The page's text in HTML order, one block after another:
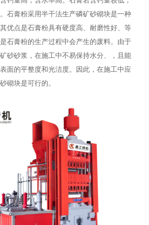
石膏粉采用半干法生产磷矿砂砌块是一种
优点是石膏粉具有硬度高、耐磨性好、等
石膏粉的生产过程中会产生的废料。由于
砂砂浆，在施工中不易保持水分、，且能
面的平整度和光洁度。因此，在施工中应
砌块是可行的。